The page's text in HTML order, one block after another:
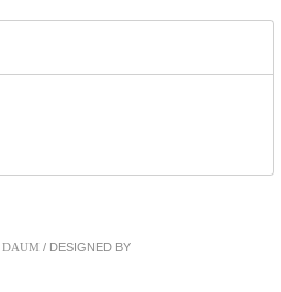
DAUM / DESIGNED BY